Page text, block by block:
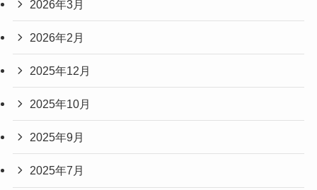
2026年3月
2026年2月
2025年12月
2025年10月
2025年9月
2025年7月